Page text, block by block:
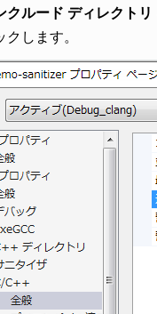
クルード ディレクトリ
します。